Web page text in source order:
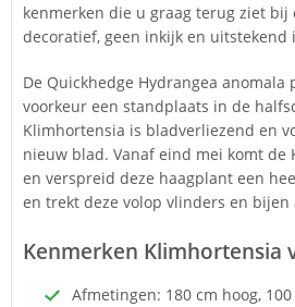
kenmerken die u graag terug ziet bij
decoratief, geen inkijk en uitstekend
De Quickhedge Hydrangea
voorkeur een standplaats in de
Klimhortensia is bladverliezend en
nieuw blad. Vanaf eind mei komt de
en verspreid deze haagplant een
en trekt deze volop vlinders en bijen
Kenmerken Klimhortensia
Afmetingen: 180 cm hoog,